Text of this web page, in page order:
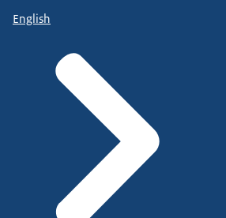
English